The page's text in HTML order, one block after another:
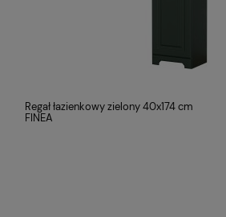
Regał łazienkowy zielony 40x174 cm
FINEA